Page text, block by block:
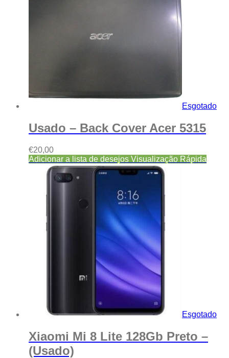
Esgotado
Usado – Back Cover Acer 5315
€20,00
Adicionar a lista de desejos Visualização Rápida
Esgotado
Xiaomi Mi 8 Lite 128Gb Preto –
(Usado)